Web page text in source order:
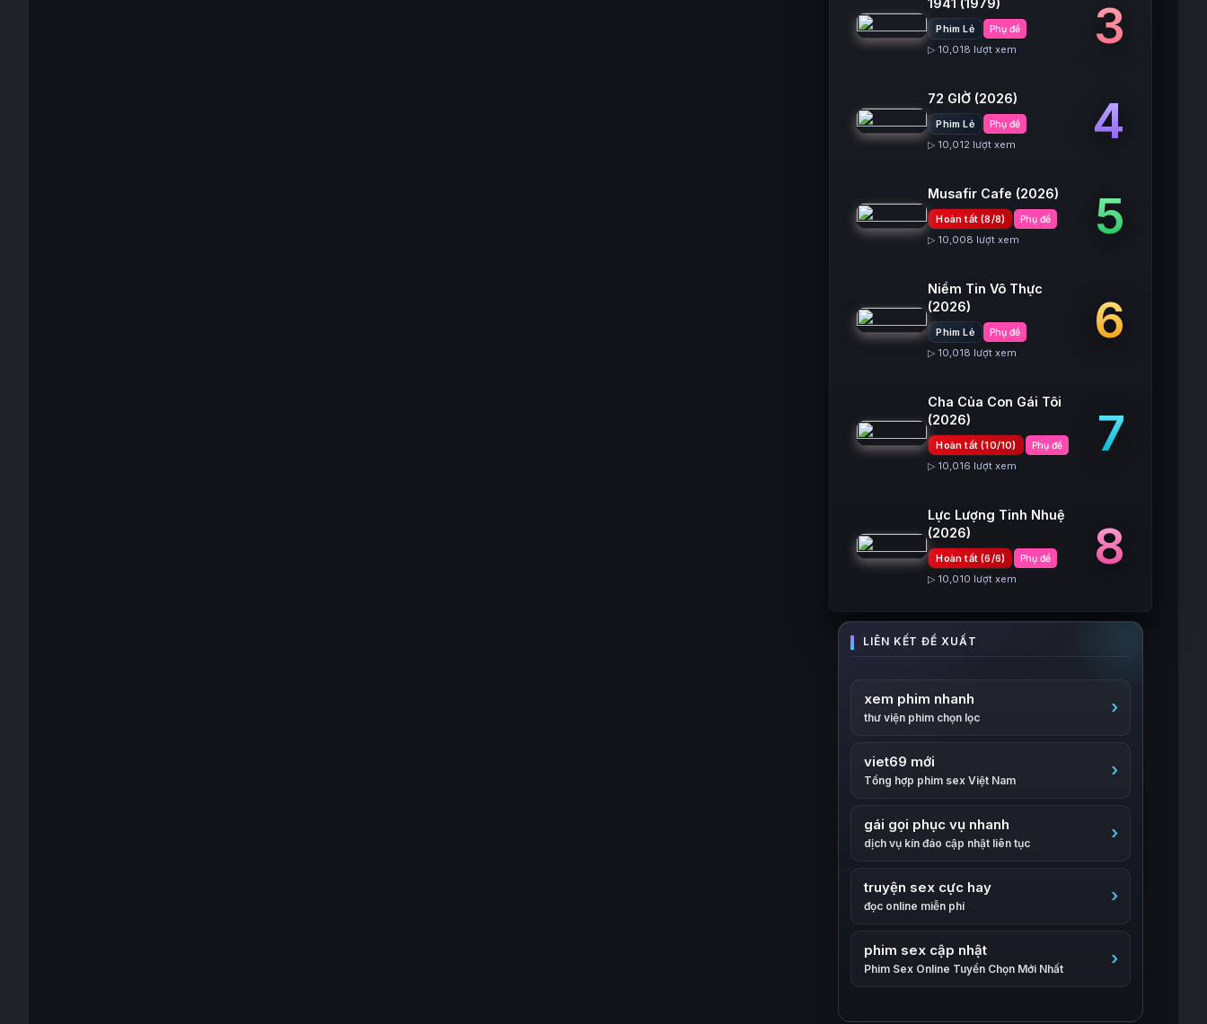
1941 (1979)
Phim Lẻ Phụ đề
▷ 10,018 lượt xem 3
72 GIỜ (2026)
Phim Lẻ Phụ đề
▷ 10,012 lượt xem 4
Musafir Cafe (2026)
Hoàn tất (8/8) Phụ đề
▷ 10,008 lượt xem 5
Niềm Tin Vô Thực
(2026)
Phim Lẻ Phụ đề
▷ 10,018 lượt xem
6
Cha Của Con Gái Tôi
(2026)
Hoàn tất (10/10) Phụ đề
▷ 10,016 lượt xem
7
Lực Lượng Tinh Nhuệ
(2026)
Hoàn tất (6/6) Phụ đề
▷ 10,010 lượt xem
8
xem phim nhanh
thư viện phim chọn lọc
viet69 mới
Tổng hợp phim sex Việt Nam
gái gọi phục vụ nhanh
dịch vụ kín đáo cập nhật liên tục
truyện sex cực hay
đọc online miễn phí
phim sex cập nhật
Phim Sex Online Tuyển Chọn Mới Nhất